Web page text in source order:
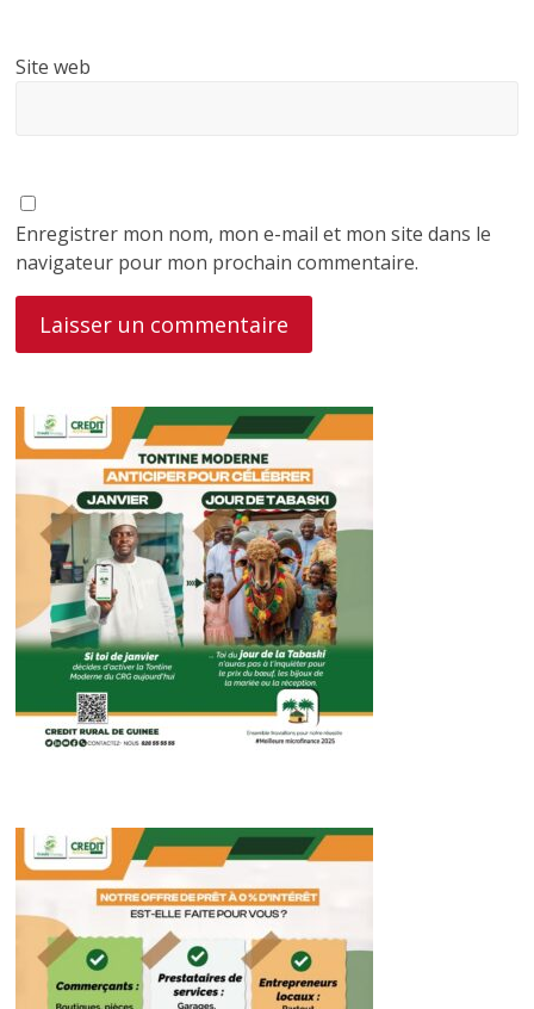
Site web
Enregistrer mon nom, mon e-mail et mon site dans le
navigateur pour mon prochain commentaire.